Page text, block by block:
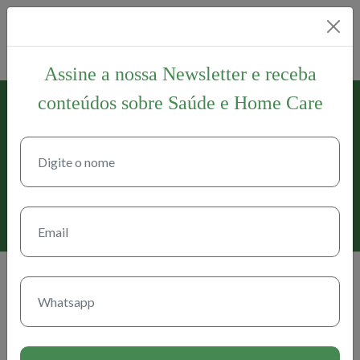
17 de setembro de 2021
Infectologistas falam sobre
vacinação de adolescentes sem
comorbidades
Assine a nossa Newsletter e receba
conteúdos sobre Saúde e Home Care